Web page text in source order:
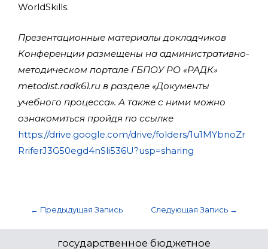
WorldSkills.
Презентационные материалы докладчиков
Конференции размещены на административно-
методическом портале ГБПОУ РО «РАДК»
metodist.radk61.ru в разделе «Документы
учебного процесса». А также с ними можно
ознакомиться пройдя по ссылке
https://drive.google.com/drive/folders/1u1MYbnoZr
RriferJ3G50egd4nSli536U?usp=sharing
← Предыдущая Запись Следующая Запись →
государственное бюджетное